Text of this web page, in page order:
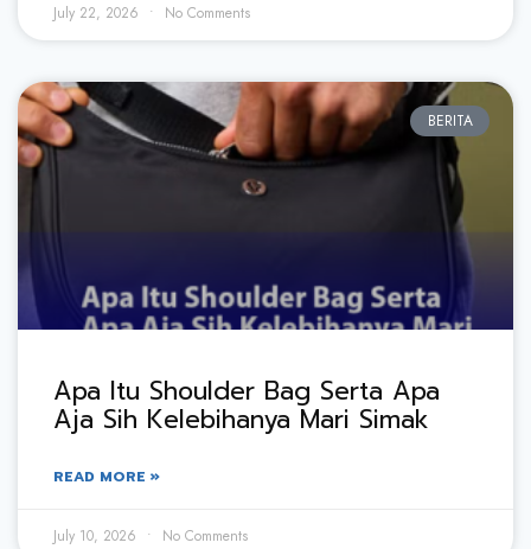
July 22, 2026 No Comments
BERITA
Apa Itu Shoulder Bag Serta Apa
Aja Sih Kelebihanya Mari Simak
READ MORE »
July 10, 2026 No Comments